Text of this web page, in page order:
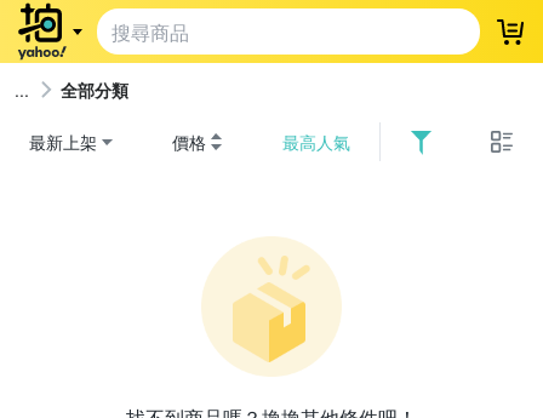
登
全部分類
最新上架 價格 最高人氣